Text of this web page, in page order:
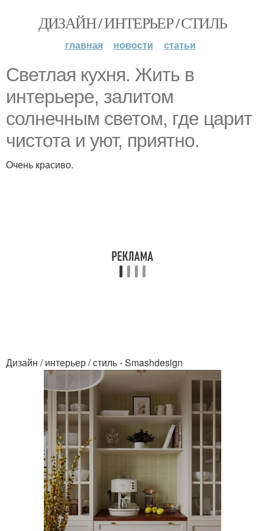
ДИЗАЙН / ИНТЕРЬЕР / СТИЛЬ
главная новости статьи
Светлая кухня. Жить в
интерьере, залитом
солнечным светом, где царит
чистота и уют, приятно.
Очень красиво.
Дизайн / интерьер / стиль - Smashdesign